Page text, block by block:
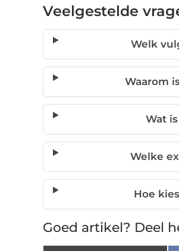
Veelgestelde
Welk
Waarom
Wat
Welke
Hoe
Goed artikel? Deel